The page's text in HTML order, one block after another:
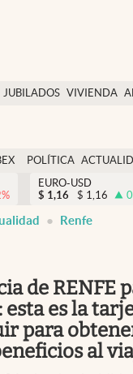
JUBILADOS VIVIENDA
POLÍTICA
%
EURO-USD
$ 1,16 $ 1,16
Renfe
de RENFE
esta es la
para
al